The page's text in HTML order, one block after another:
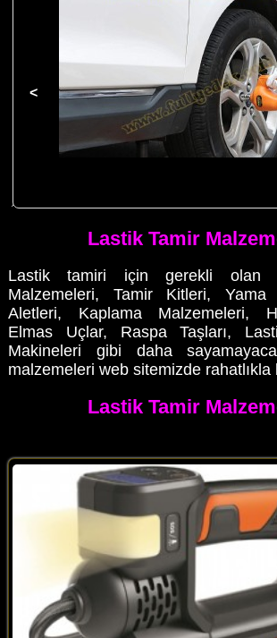
Lastik Tamir
Lastik tamiri için gerekli olan
Malzemeleri, Tamir Kitleri, Yama
Aletleri, Kaplama Malzemeleri,
Elmas Uçlar, Raspa Taşları,
Makineleri gibi daha
malzemeleri web sitemizde rahatlıkla
Lastik Tamir